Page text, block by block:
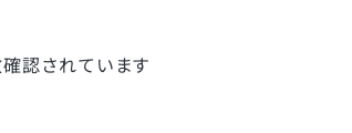
認されています